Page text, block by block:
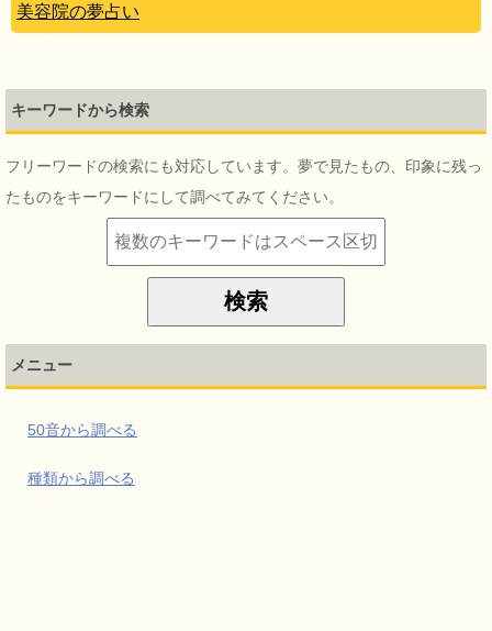
美容院の夢占い
キーワードから検索
フリーワードの検索にも対応しています。夢で見たもの、印象に残っ
たものをキーワードにして調べてみてください。
メニュー
50音から調べる
種類から調べる